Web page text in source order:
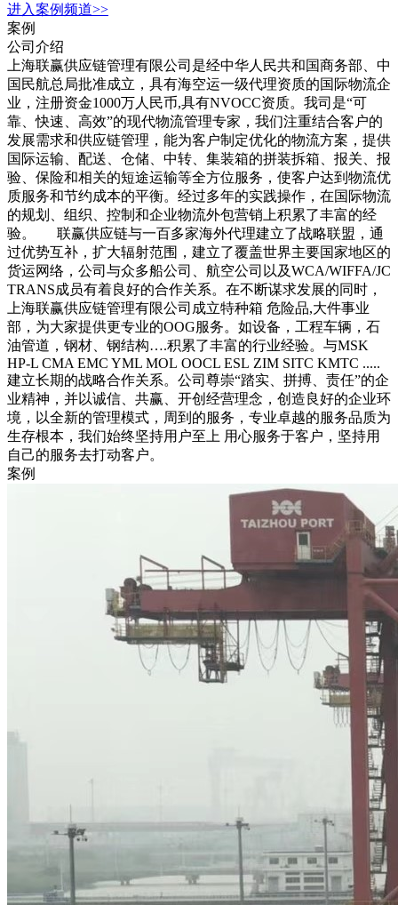
进入案例频道>>
案例
公司介绍
上海联赢供应链管理有限公司是经中华人民共和国商务部、中
国民航总局批准成立，具有海空运一级代理资质的国际物流企
业，注册资金1000万人民币,具有NVOCC资质。我司是“可
靠、快速、高效”的现代物流管理专家，我们注重结合客户的
发展需求和供应链管理，能为客户制定优化的物流方案，提供
国际运输、配送、仓储、中转、集装箱的拼装拆箱、报关、报
验、保险和相关的短途运输等全方位服务，使客户达到物流优
质服务和节约成本的平衡。经过多年的实践操作，在国际物流
的规划、组织、控制和企业物流外包营销上积累了丰富的经
验。 联赢供应链与一百多家海外代理建立了战略联盟，通
过优势互补，扩大辐射范围，建立了覆盖世界主要国家地区的
货运网络，公司与众多船公司、航空公司以及WCA/WIFFA/JC
TRANS成员有着良好的合作关系。在不断谋求发展的同时，
上海联赢供应链管理有限公司成立特种箱 危险品,大件事业
部，为大家提供更专业的OOG服务。如设备，工程车辆，石
油管道，钢材、钢结构….积累了丰富的行业经验。与MSK
HP-L CMA EMC YML MOL OOCL ESL ZIM SITC KMTC .....
建立长期的战略合作关系。公司尊崇“踏实、拼搏、责任”的企
业精神，并以诚信、共赢、开创经营理念，创造良好的企业环
境，以全新的管理模式，周到的服务，专业卓越的服务品质为
生存根本，我们始终坚持用户至上 用心服务于客户，坚持用
自己的服务去打动客户。
案例